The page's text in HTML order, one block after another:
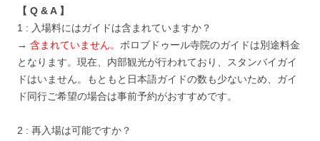
【 Q & A 】
1 : 入場料にはガイドは含まれていますか？
→ 含まれていません。 ボロブドゥール寺院のガイドは別途料金
となります。現在、内部観光が行われており、スタンバイガイ
ドはいません。もともと日本語ガイドの数も少ないため、ガイ
ド同行ご希望の場合は事前予約がおすすめです。
2 : 再入場は可能ですか？